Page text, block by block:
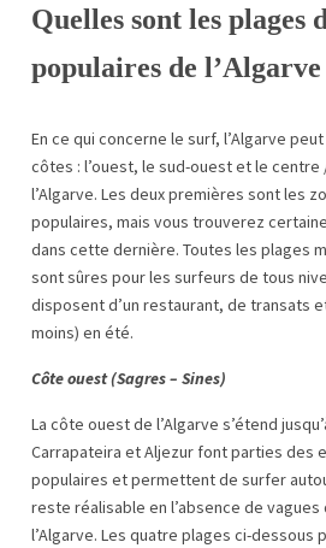
Quelles sont les plages
populaires de l’Algarve
En ce qui concerne le surf, l’Algarve
côtes : l’ouest, le sud-ouest et le
l’Algarve. Les deux premières sont les
populaires, mais vous trouverez
dans cette dernière. Toutes les plages
sont sûres pour les surfeurs de tous
disposent d’un restaurant, de transats
moins) en été.
Côte ouest (Sagres – Sines)
La côte ouest de l’Algarve s’étend
Carrapateira et Aljezur font parties des
populaires et permettent de surfer
reste réalisable en l’absence de vagues
l’Algarve. Les quatre plages ci-dessous